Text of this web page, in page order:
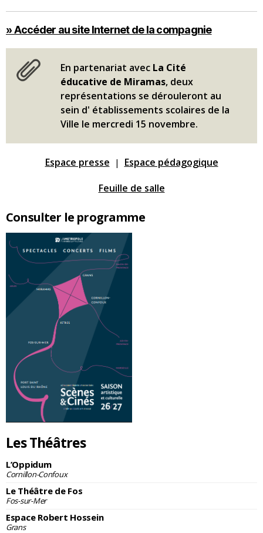
Consulter le programme
Les Théâtres
L’Oppidum
Cornillon-Confoux
Le Théâtre de Fos
Fos-sur-Mer
Espace Robert Hossein
Grans
» Accéder au site Internet de la compagnie
En partenariat avec La Cité
éducative de Miramas, deux
représentations se dérouleront au
sein d' établissements scolaires de la
Ville le mercredi 15 novembre.
Espace presse | Espace pédagogique
Feuille de salle